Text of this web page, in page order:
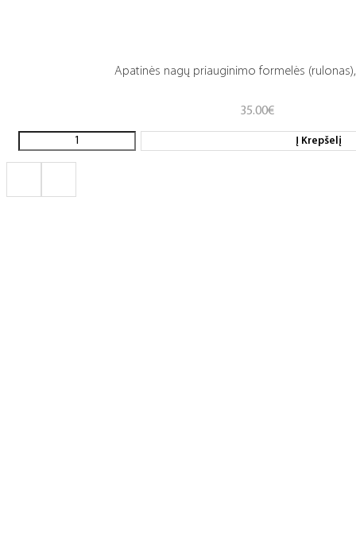
Apatinės nagų priauginimo formelės
35.00€
Į Krepšelį